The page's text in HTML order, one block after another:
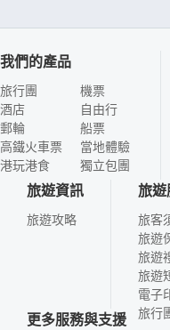
我們的產品
旅行團
酒店
郵輪
高鐵火車票
港玩港食
機票
自由行
船票
當地體驗
獨立包團
旅遊資訊
旅遊攻略
旅
旅客
旅遊
旅遊
旅遊
電子
旅行
更多服務與支援